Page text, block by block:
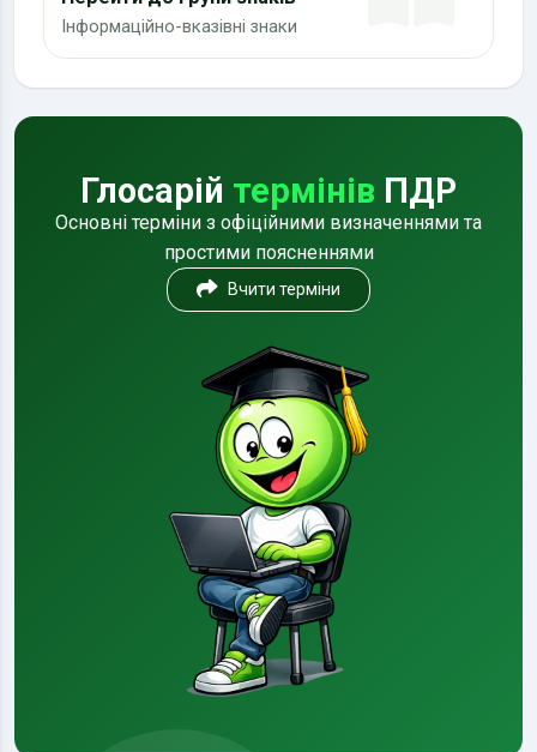
Інформаційно-вказівні знаки
Глосарій термінів ПДР
Основні терміни з офіційними визначеннями та
простими поясненнями
Вчити терміни